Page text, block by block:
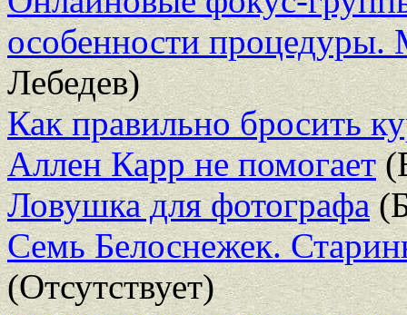
особенности процедуры.
Лебедев)
Как правильно бросить
Аллен Карр не помогает
Ловушка для фотографа
Семь Белоснежек.
(Отсутствует)